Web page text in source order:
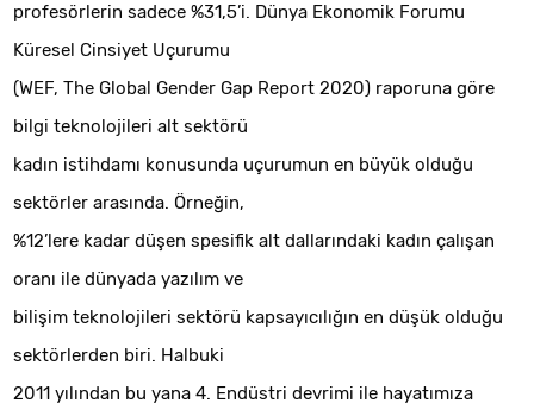
profesörlerin sadece %31,5’i. Dünya Ekonomik Forumu
Küresel Cinsiyet Uçurumu
(WEF, The Global Gender Gap Report 2020) raporuna göre
bilgi teknolojileri alt sektörü
kadın istihdamı konusunda uçurumun en büyük olduğu
sektörler arasında. Örneğin,
%12’lere kadar düşen spesifik alt dallarındaki kadın çalışan
oranı ile dünyada yazılım ve
bilişim teknolojileri sektörü kapsayıcılığın en düşük olduğu
sektörlerden biri. Halbuki
2011 yılından bu yana 4. Endüstri devrimi ile hayatımıza